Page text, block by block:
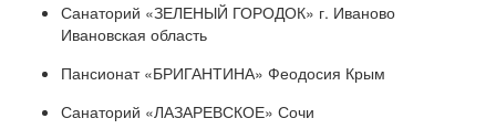
Санаторий «ЗЕЛЕНЫЙ ГОРОДОК» г. Иваново
Ивановская область
Пансионат «БРИГАНТИНА» Феодосия Крым
Санаторий «ЛАЗАРЕВСКОЕ» Сочи